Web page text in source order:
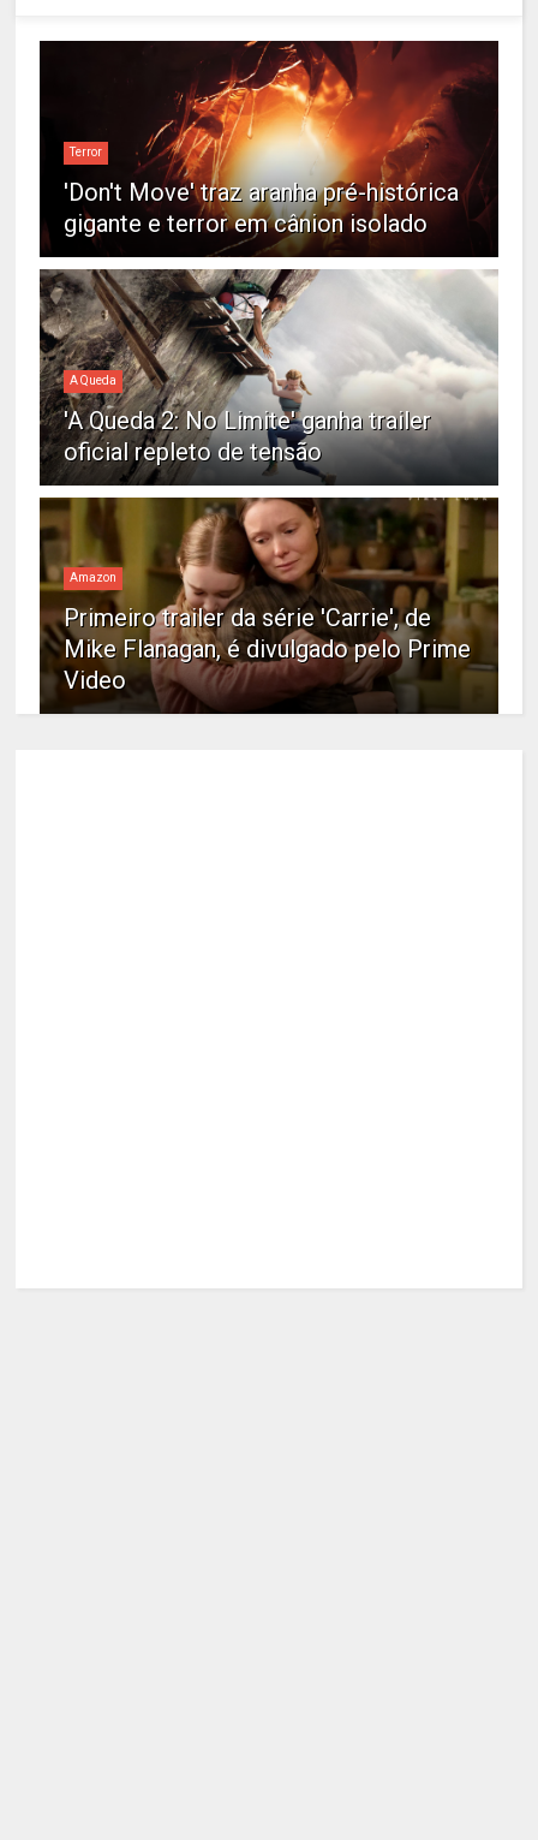
Terror
'Don't Move' traz aranha pré-histórica
gigante e terror em cânion isolado
A Queda
'A Queda 2: No Limite' ganha trailer
oficial repleto de tensão
Amazon
Primeiro trailer da série 'Carrie', de
Mike Flanagan, é divulgado pelo Prime
Video